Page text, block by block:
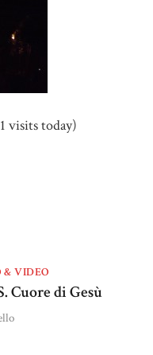
visits today)
& VIDEO
Cuore di Gesù